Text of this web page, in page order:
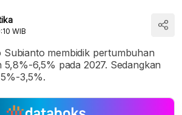
WIB
Subianto membidik pertumbuhan
5,8%-6,5% pada 2027. Sedangkan
3,5%.